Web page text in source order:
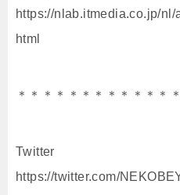
https://nlab.itmedia.co.jp/
html
＊＊＊＊＊＊＊＊＊＊＊＊
Twitter
https://twitter.com/